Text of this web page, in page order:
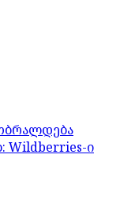
Wildberries-ი